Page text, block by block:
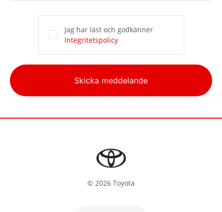
Jag har läst och godkänner
Integritetspolicy
Alternative:
Skicka meddelande
© 2026 Toyota